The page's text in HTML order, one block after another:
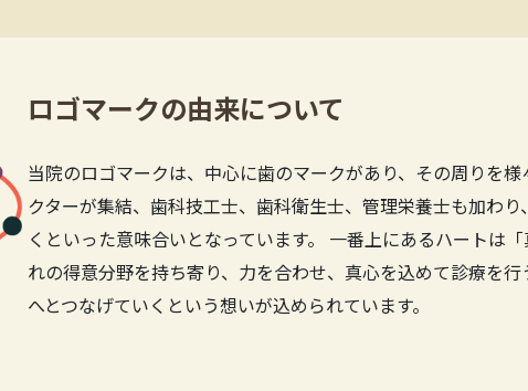
ロゴマークの由来について
当院のロゴマークは、中心に歯のマークがあり、その周りを
クターが集結、歯科技工士、歯科衛生士、管理栄養士も加わ
くといった意味合いとなっています。 一番上にあるハートは
れの得意分野を持ち寄り、力を合わせ、真心を込めて診療を
へとつなげていくという想いが込められています。